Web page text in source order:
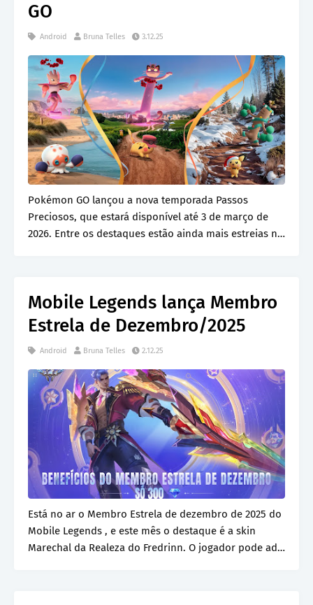
GO
Android Bruna Telles 3.12.25
Pokémon GO lançou a nova temporada Passos
Preciosos, que estará disponível até 3 de março de
2026. Entre os destaques estão ainda mais estreias no
Mobile Legends lança Membro
Estrela de Dezembro/2025
Android Bruna Telles 2.12.25
Está no ar o Membro Estrela de dezembro de 2025 do
Mobile Legends , e este mês o destaque é a skin
Marechal da Realeza do Fredrinn. O jogador pode ad…